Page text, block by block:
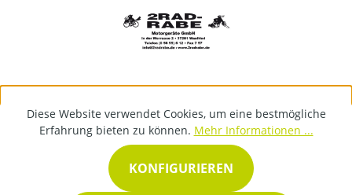
Diese Website verwendet Cookies, um eine bestmögliche
Erfahrung bieten zu können. Mehr Informationen ...
KONFIGURIEREN